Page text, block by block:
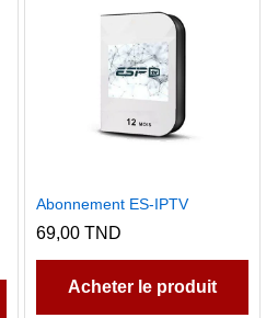
Abonnement ES-IPTV
69,00 TND
Acheter le produit